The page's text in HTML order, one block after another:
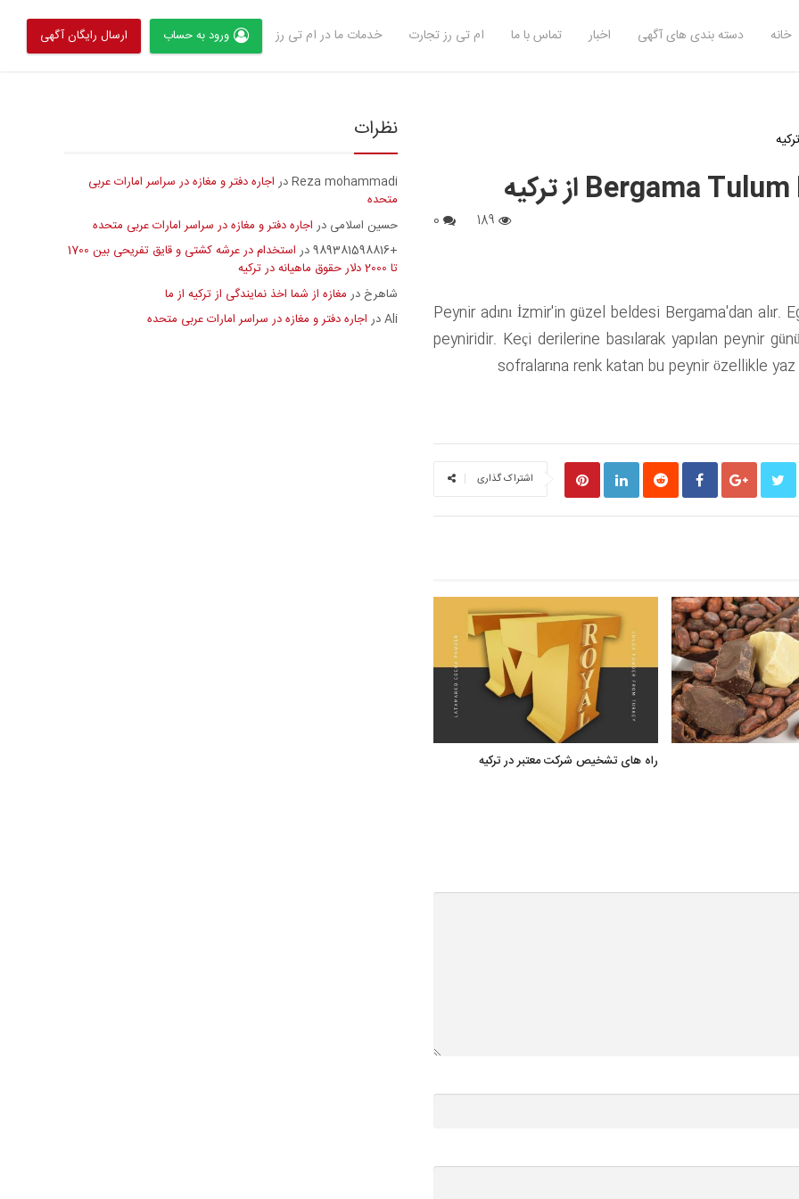
خانه دسته بندی های آگهی اخبار تماس با ما ام تی رز تجارت خدمات ما در ام تی رز ورود به حساب ارسال رایگان آگهی
Peynir adını İzmir'in güzel beldesi Bergama'dan
peyniridir. Keçi derilerine basılarak yapılan peynir
sofralarına renk katan bu peynir özellikle yaz
اشتراک گذاری
راه های تشخیص شرکت معتبر در ترکیه
نظرات
Reza mohammadiدر اجاره دفتر و مغازه در سراسر امارات عربی
متحده
حسین اسلامی در اجاره دفتر و مغازه در سراسر امارات عربی متحده
+989381598816
در
استخدام در عرشه کشتی و قایق تفریحی بین 1700
تا 2000 دلار حقوق ماهیانه در ترکیه
شاهرخ در مغازه از شما اخذ نمایندگی از ترکیه از ما
Aliدر اجاره دفتر و مغازه در سراسر امارات عربی متحده